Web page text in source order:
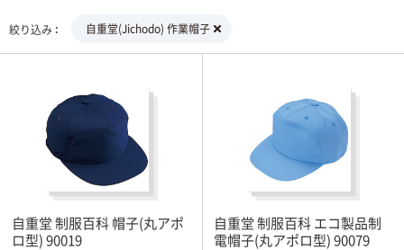
絞り込み 自重堂(Jichodo) 作業帽子
自重堂 制服百科 帽子(丸アポ
ロ型) 90019
自重堂 制服百科 エコ製品制
電帽子(丸アポロ型) 90079